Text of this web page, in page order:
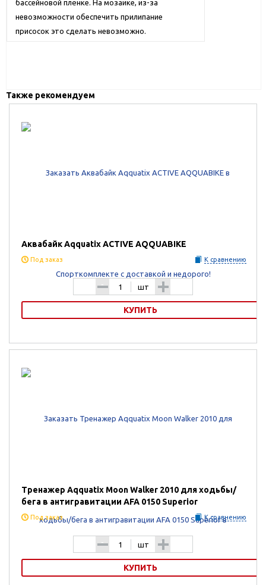
бассейновой плёнке. На мозаике, из-за
невозможности обеспечить прилипание
присосок это сделать невозможно.
Также рекомендуем
Аквабайк Aqquatix ACTIVE AQQUABIKE
Под заказ К сравнению
- шт +
КУПИТЬ
Аквабайк Aqquatix ACTIVE AQQUABIKE
Тренажер Aqquatix Moon Walker 2010 для ходьбы/
бега в антигравитации AFA 0150 Superior
Под заказ К сравнению
- шт +
КУПИТЬ